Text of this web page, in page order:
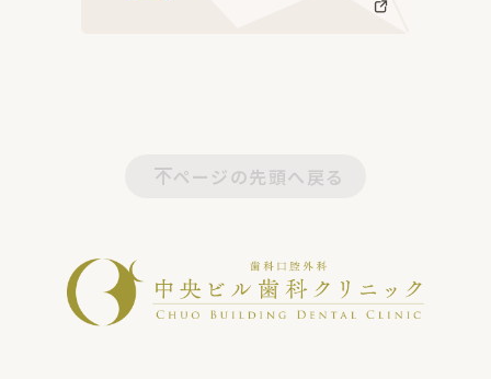
ページの先頭へ戻る